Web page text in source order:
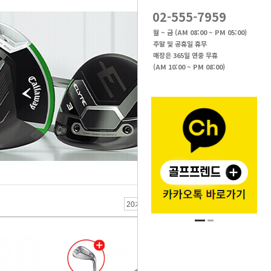
02-555-7959
월 ~ 금 (AM 08:00 ~ PM 05:00)
주말 및 공휴일 휴무
매장은 365일 연중 무휴
(AM 10:00 ~ PM 08:00)
브랜드 검색 >